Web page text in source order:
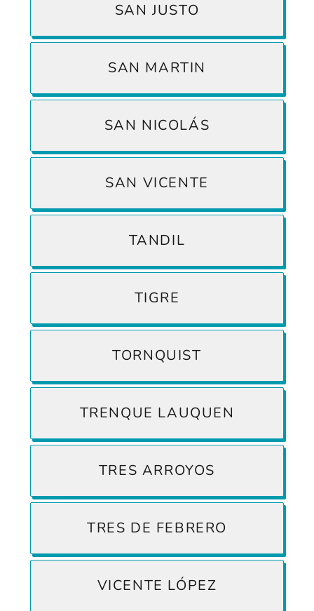
SAN JUSTO
SAN MARTIN
SAN NICOLÁS
SAN VICENTE
TANDIL
TIGRE
TORNQUIST
TRENQUE LAUQUEN
TRES ARROYOS
TRES DE FEBRERO
VICENTE LÓPEZ